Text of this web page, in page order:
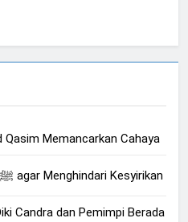
Memancarkan Cahaya
Peringatan dari Rasulullah ﷺ agar Menghindari Kesyirikan
Candra dan Pemimpi Berada